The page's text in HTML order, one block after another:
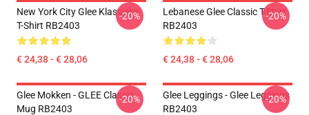
New York City Glee Klassieke
T-Shirt RB2403
€ 24,38 - € 28,06
-20%
Lebanese Glee Classic T-Shirt
RB2403
€ 24,38 - € 28,06
-20%
Glee Mokken - GLEE Classic
Mug RB2403
-20%
Glee Leggings - Glee Leggings
RB2403
-20%